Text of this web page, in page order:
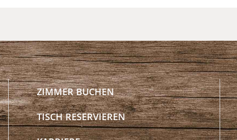
ZIMMER BUCHEN
TISCH RESERVIEREN